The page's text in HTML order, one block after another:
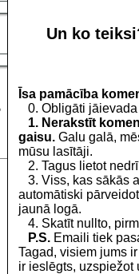
Un ko
Īsa pamācība
0. Obligāti jāievada
1. Nerakstīt
gaisu. Galu galā,
mūsu lasītāji.
2. Tagus lietot
3. Viss, kas sākās
automātiski
jaunā logā.
4. Skatīt nullto,
P.S. Emaili tiek
Tagad, visiem jums
ir ieslēgts, uzspiežot